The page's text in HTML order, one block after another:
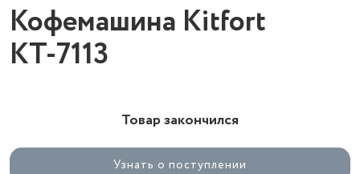
Кофемашина Kitfort
КТ-7113
Товар закончился
Узнать о поступлении